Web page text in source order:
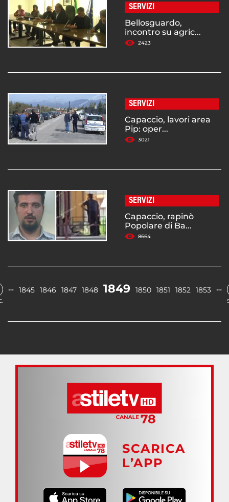
SERVIZI
Bellosguardo,
incontro su agric...
2423
SERVIZI
Capaccio, lavori area
Pip: oper...
3021
SERVIZI
Capaccio, rapinò
Popolare di Ba...
8664
… 1845 1846 1847 1848 1849 1850 1851 1852 1853 …
SCARICA
L’APP